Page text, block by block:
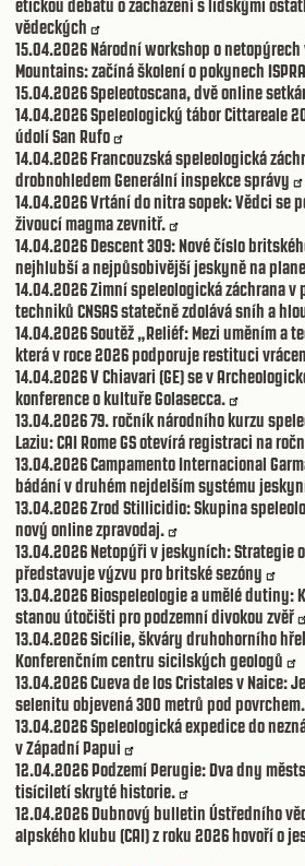
etickou debatu o zacházení s lidskými
vědeckých
15.04.2026Národní workshop o
Mountains: začíná školení o pokynech ISPRA
15.04.2026Speleotoscana, dvě online
14.04.2026Speleologický tábor Cittareale
údolí San Rufo
14.04.2026Francouzská speleologická
drobnohledem Generální inspekce správy
14.04.2026Vrtání do nitra sopek: Vědci se
živoucí magma zevnitř.
14.04.2026Descent 309: Nové číslo
nejhlubší a nejpůsobivější jeskyně na
14.04.2026Zimní speleologická záchrana v
techniků CNSAS statečně zdolává sníh a
14.04.2026Soutěž „Reliéf: Mezi uměním a
která v roce 2026 podporuje restituci
14.04.2026V Chiavari (GE) se v
konference o kultuře Golasecca.
13.04.202679. ročník národního kurzu
Laziu: CAI Rome GS otevírá registraci na
13.04.2026Campamento Internacional
bádání v druhém nejdelším systému
13.04.2026Zrod Stillicidio: Skupina
nový online zpravodaj.
13.04.2026Netopýři v jeskyních: Strategie
představuje výzvu pro britské sezóny
13.04.2026Biospeleologie a umělé dutiny:
stanou útočišti pro podzemní divokou zvěř
13.04.2026Sicílie, škváry druhohorního
Konferenčním centru sicilských geologů
13.04.2026Cueva de los Cristales v Naice:
selenitu objevená 300 metrů pod povrchem.
13.04.2026Speleologická expedice do
v Západní Papui
12.04.2026Podzemí Perugie: Dva dny
tisíciletí skryté historie.
12.04.2026Dubnový bulletin Ústředního
alpského klubu (CAI) z roku 2026 hovoří o